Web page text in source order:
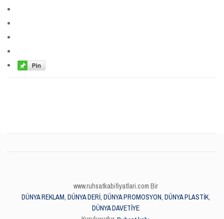
www.ruhsatkabifiyatlari.com Bir
DÜNYA REKLAM, DÜNYA DERİ, DÜNYA PROMOSYON, DÜNYA PLASTİK,
DÜNYA DAVETİYE